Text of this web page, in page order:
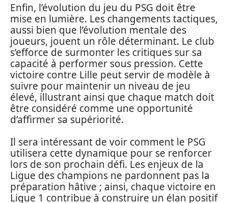
Enfin, l’évolution du jeu du PSG doit être
mise en lumière. Les changements tactiques,
aussi bien que l’évolution mentale des
joueurs, jouent un rôle déterminant. Le club
s’efforce de surmonter les critiques sur sa
capacité à performer sous pression. Cette
victoire contre Lille peut servir de modèle à
suivre pour maintenir un niveau de jeu
élevé, illustrant ainsi que chaque match doit
être considéré comme une opportunité
d’affirmer sa supériorité.
Il sera intéressant de voir comment le PSG
utilisera cette dynamique pour se renforcer
lors de son prochain défi. Les enjeux de la
Ligue des champions ne pardonnent pas la
préparation hâtive ; ainsi, chaque victoire en
Ligue 1 contribue à construire un élan positif